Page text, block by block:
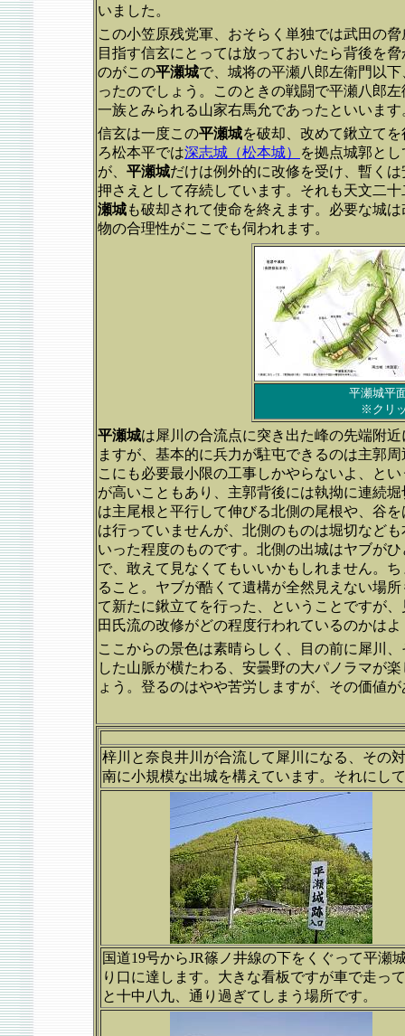
いました。
この小笠原残党軍、おそらく単独では武田の
目指す信玄にとっては放っておいたら背後を
のがこの平瀬城で、城将の平瀬八郎左衛門以
ったのでしょう。このときの戦闘で平瀬八郎
一族とみられる山家右馬允であったといいま
信玄は一度この平瀬城を破却、改めて鍬立て
ろ松本平では深志城（松本城）
を拠点城郭と
が、 平瀬城だけは例外的に改修を受け、暫く
押さえとして存続しています。それも天文二
瀬城も破却されて使命を終えます。必要な城
物の合理性がここでも伺われます。
平瀬城平
※クリ
平瀬城は犀川の合流点に突き出た峰の先端附
ますが、基本的に兵力が駐屯できるのは主郭
こにも必要最小限の工事しかやらないよ、と
が高いこともあり、主郭背後には執拗に連続
は主尾根と平行して伸びる北側の尾根や、谷
は行っていませんが、北側のものは堀切など
いった程度のものです。北側の出城はヤブが
で、敢えて見なくてもいいかもしれません。
ること。ヤブが酷くて遺構が全然見えない場
て新たに鍬立てを行った、ということですが
田氏流の改修がどの程度行われているのかは
ここからの景色は素晴らしく、目の前に犀川
した山脈が横たわる、安曇野の大パノラマが
ょう。登るのはやや苦労しますが、その価値
梓川と奈良井川が合流して犀川になる、その
南に小規模な出城を構えています。それにし
国道19号からJR篠ノ井線の下をくぐって平瀬
り口に達します。大きな看板ですが車で走っ
と十中八九、通り過ぎてしまう場所です。